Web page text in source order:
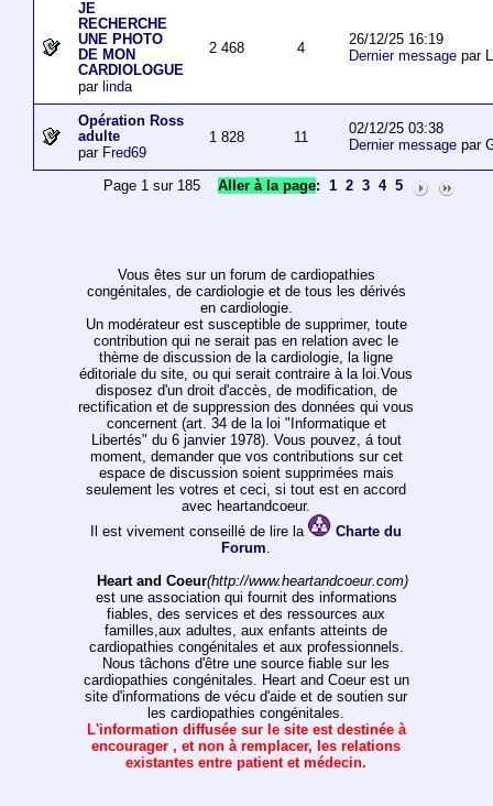
JE
RECHERCHE
UNE PHOTO
DE MON
CARDIOLOGUE
par linda
2 468 4
26/12/25 16:19
Dernier messagepar
Opération Ross
adulte
par Fred69
1 828 11
02/12/25 03:38
Dernier messagepar
Page 1 sur 185Aller à la page: 1 2 3 4 5
Vous êtes sur un forum de cardiopathies
congénitales, de cardiologie et de tous les dérivés
en cardiologie.
Un modérateur est susceptible de supprimer, toute
contribution qui ne serait pas en relation avec le
thème de discussion de la cardiologie, la ligne
éditoriale du site, ou qui serait contraire à la loi.Vous
disposez d'un droit d'accès, de modification, de
rectification et de suppression des données qui vous
concernent (art. 34 de la loi "Informatique et
Libertés" du 6 janvier 1978). Vous pouvez, á tout
moment, demander que vos contributions sur cet
espace de discussion soient supprimées mais
seulement les votres et ceci, si tout est en accord
avec heartandcoeur.
Il est vivement conseillé de lire la
Charte du
Forum.
Heart and Coeur(http://www.heartandcoeur.com)
est une association qui fournit des informations
fiables, des services et des ressources aux
familles,aux adultes, aux enfants atteints de
cardiopathies congénitales et aux professionnels.
Nous tâchons d'être une source fiable sur les
cardiopathies congénitales. Heart and Coeur est un
site d'informations de vécu d'aide et de soutien sur
les cardiopathies congénitales.
L'information diffusée sur le site est destinée à
encourager , et non à remplacer, les relations
existantes entre patient et médecin.